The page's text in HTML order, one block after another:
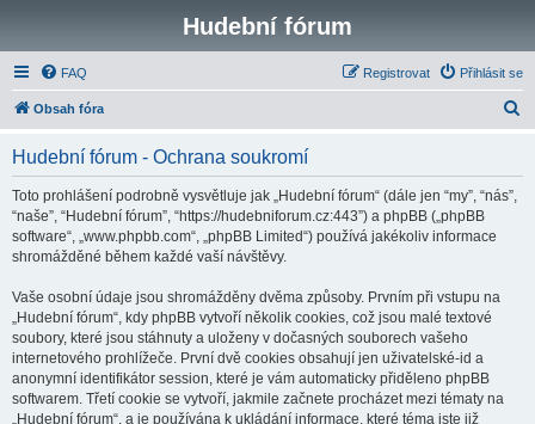
Hudební fórum
FAQ Přihlásit se
Registrovat
Obsah fóra
Hudební fórum - Ochrana soukromí
Toto prohlášení podrobně vysvětluje jak „Hudební fórum“ (dále jen “my”, “nás”,
“naše”, “Hudební fórum”, “https://hudebniforum.cz:443”) a phpBB („phpBB
software“, „www.phpbb.com“, „phpBB Limited“) používá jakékoliv informace
shromážděné během každé vaší návštěvy.
Vaše osobní údaje jsou shromážděny dvěma způsoby. Prvním při vstupu na
„Hudební fórum“, kdy phpBB vytvoří několik cookies, což jsou malé textové
soubory, které jsou stáhnuty a uloženy v dočasných souborech vašeho
internetového prohlížeče. První dvě cookies obsahují jen uživatelské-id a
anonymní identifikátor session, které je vám automaticky přiděleno phpBB
softwarem. Třetí cookie se vytvoří, jakmile začnete procházet mezi tématy na
„Hudební fórum“, a je používána k ukládání informace, které téma jste již